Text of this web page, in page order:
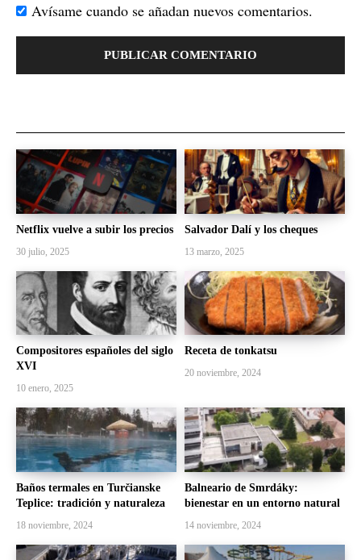
Avísame cuando se añadan nuevos comentarios.
Netflix vuelve a subir los precios
30 julio, 2025
Salvador Dalí y los cheques
13 marzo, 2025
Compositores españoles del siglo
XVI
10 enero, 2025
Receta de tonkatsu
20 noviembre, 2024
Baños termales en Turčianske
Teplice: tradición y naturaleza
18 noviembre, 2024
Balneario de Smrdáky:
bienestar en un entorno natural
14 noviembre, 2024